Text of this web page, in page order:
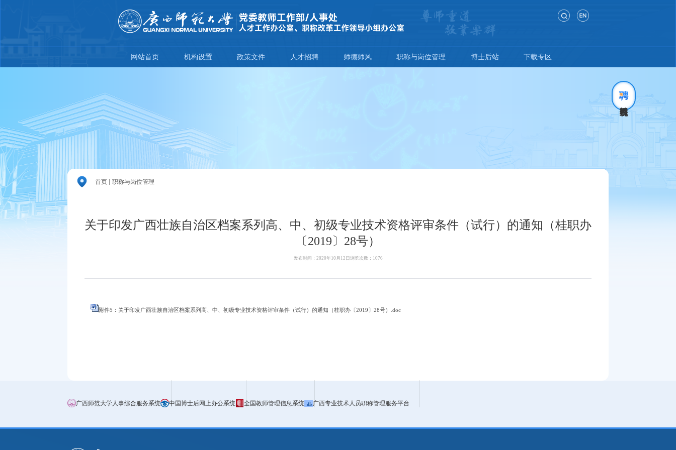
网站首页 机构设置 政策文件 人才招聘 师德师风 职称与岗位管理 博士后站 下载专区
首页 职称与岗位管理
关于印发广西壮族自治区档案系列高、中、初级专业技术资格评审条件（试行）的通知（桂职办
〔2019〕28号）
发布时间：2020年10月12日 浏览次数： 1076
附件5：关于印发广西壮族自治区档案系列高、中、初级专业技术资格评审条件（试行）的通知（桂职办〔2019〕28号）.doc
广西师范大学人事综合服务系统 中国博士后网上办公系统 全国教师管理信息系统 广西专业技术人员职称管理服务平台